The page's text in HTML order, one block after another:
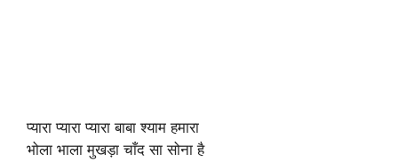
प्यारा प्यारा प्यारा बाबा श्याम हमारा
भोला भाला मुखड़ा चाँद सा सोना है